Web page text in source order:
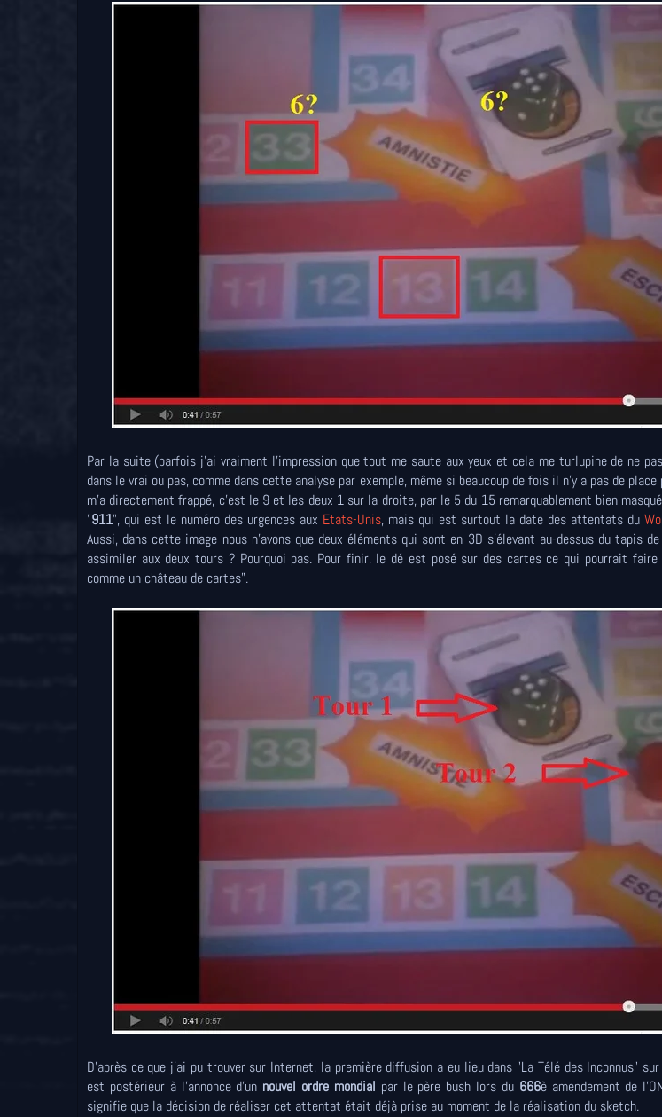
Par la suite (parfois j'ai vraiment l'impression que tout me saute aux yeux et cela me turlupine de ne
dans le vrai ou pas, comme dans cette analyse par exemple, même si beaucoup de fois il n'y a pas de
m'a directement frappé, c'est le 9 et les deux 1 sur la droite, par le 5 du 15 remarquablement bien
"911", qui est le numéro des urgences aux Etats-Unis, mais qui est surtout la date des attentats du
Aussi, dans cette image nous n'avons que deux éléments qui sont en 3D s'élevant au-dessus du tapis
assimiler aux deux tours ? Pourquoi pas. Pour finir, le dé est posé sur des cartes ce qui pourrait faire
comme un château de cartes".
D'après ce que j'ai pu trouver sur Internet, la première diffusion a eu lieu dans "La Télé des Inconnus"
est postérieur à l'annonce d'un nouvel ordre mondial par le père bush lors du666è amendement de
signifie que la décision de réaliser cet attentat était déjà prise au moment de la réalisation du sketch.